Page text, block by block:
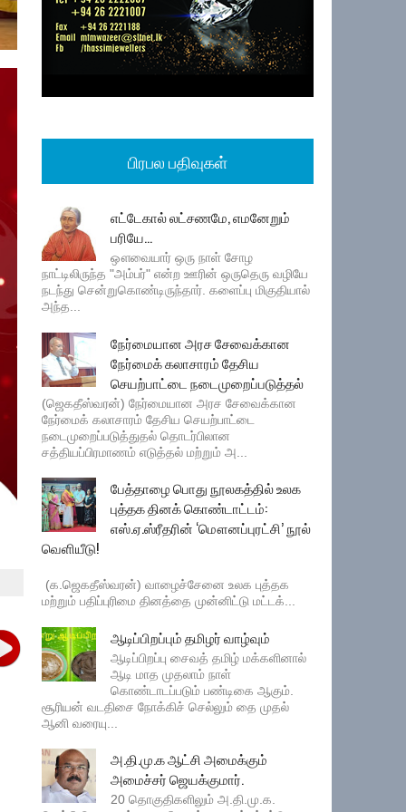
பிரபல பதிவுகள்
எட்டேகால் லட்சணமே, எமனேறும்
பரியே...
ஔவையார் ஒரு நாள் சோழ
நாட்டிலிருந்த "அம்பர்" என்ற ஊரின் ஒருதெரு வழியே
நடந்து சென்றுகொண்டிருந்தார். களைப்பு மிகுதியால்
அந்த...
நேர்மையான அரச சேவைக்கான
நேர்மைக் கலாசாரம் தேசிய
செயற்பாட்டை நடைமுறைப்படுத்தல்
(ஜெகதீஸ்வரன்) நேர்மையான அரச சேவைக்கான
நேர்மைக் கலாசாரம் தேசிய செயற்பாட்டை
நடைமுறைப்படுத்துதல் தொடர்பிலான
சத்தியப்பிரமாணம் எடுத்தல் மற்றும் அ...
பேத்தாழை பொது நூலகத்தில் உலக
புத்தக தினக் கொண்டாட்டம்:
எஸ்.ஏ.ஸ்ரீதரின் ‘மௌனப்புரட்சி’ நூல்
வெளியீடு!
(க.ஜெகதீஸ்வரன்) வாழைச்சேனை உலக புத்தக
மற்றும் பதிப்புரிமை தினத்தை முன்னிட்டு மட்டக்...
ஆடிப்பிறப்பும் தமிழர் வாழ்வும்
ஆடிப்பிறப்பு சைவத் தமிழ் மக்களினால்
ஆடி மாத முதலாம் நாள்
கொண்டாடப்படும் பண்டிகை ஆகும்.
சூரியன் வடதிசை நோக்கிச் செல்லும் தை முதல்
ஆனி வரையு...
அ.தி.மு.க ஆட்சி அமைக்கும்
அமைச்சர் ஜெயக்குமார்.
20 தொகுதிகளிலும் அ.தி.மு.க.